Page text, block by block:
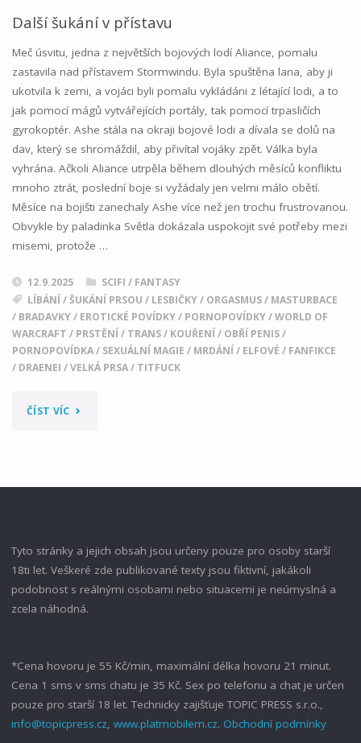
BRIGITTE:
ZNÁSILNĚNA"
Další šukání v přístavu
Meč úsvitu, jedna z největších bojových lodí Aliance, pomalu
zastavila nad přístavem Stormwindu. Byla spuštěna lana, aby ji
ukotvila k zemi, a vojáci byli pomalu vykládáni z létající lodi, a to
jak pomocí mágů vytvářejících portály, tak pomocí trpasličích
gyrokoptér. Ashe stála na okraji bojové lodi a dívala se dolů na
dav, který se shromáždil, aby přivítal vojáky zpět. Válka byla
vyhrána. Ačkoli Aliance utrpěla během dlouhých měsíců konfliktu
mnoho ztrát, poslední boje si vyžádaly jen velmi málo obětí.
Měsíce na bojišti zanechaly Ashe více než jen trochu frustrovanou.
Obvykle by paladinka Světla dokázala uspokojit své potřeby mezi
misemi, protože …
12.9.2025
SCIFI / FANTASY
LÍBÁNÍ /ŠUKÁNÍ PRSOU / LESBIČKY/ ORGASMUS/ MASTURBACE
/ BRADAVKY/ EROTICKÉ POVÍDKY/ PORNOPOVÍDKY/WORLD OF
WARCRAFT / PRSTĚNÍ / TRANS/ KOUŘENÍ / OBŘÍ PENIS/
PORNOPOVÍDKA/ SEXUÁLNÍ MAGIE / MRDÁNÍ / ELFOVÉ / FANFIKCE
/ DRAENEI /VELKÁ PRSA/ TITFUCK
ČÍST VÍC"DALŠÍ
Tyto stránky a jejich obsah jsou určeny pouze pro osoby starší
18ti let. Veškeré zde publikované texty jsou fiktivní, jakákoli
podobnost s reálnými osobami nebo situacemi je neúmyslná a
zcela náhodná.
*Cena hovoru je 55 Kč/min, maximální délka hovoru 21 minut.
Cena 1 sms v sms chatu je 35 Kč. Sex po telefonu a chat je určen
pouze pro starší 18 let. Technicky zajišťuje TOPIC PRESS s.r.o.,
info@topicpress.cz, www.platmobilem.cz. Obchodní podmínky